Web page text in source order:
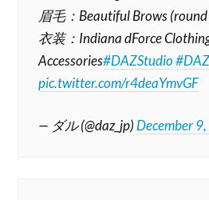
眉毛：Beautiful Brows
衣装：Indiana dForce
Accessories#DAZStudio
pic.twitter.com/r4deaYmvGF
— ダル (@daz_jp)December